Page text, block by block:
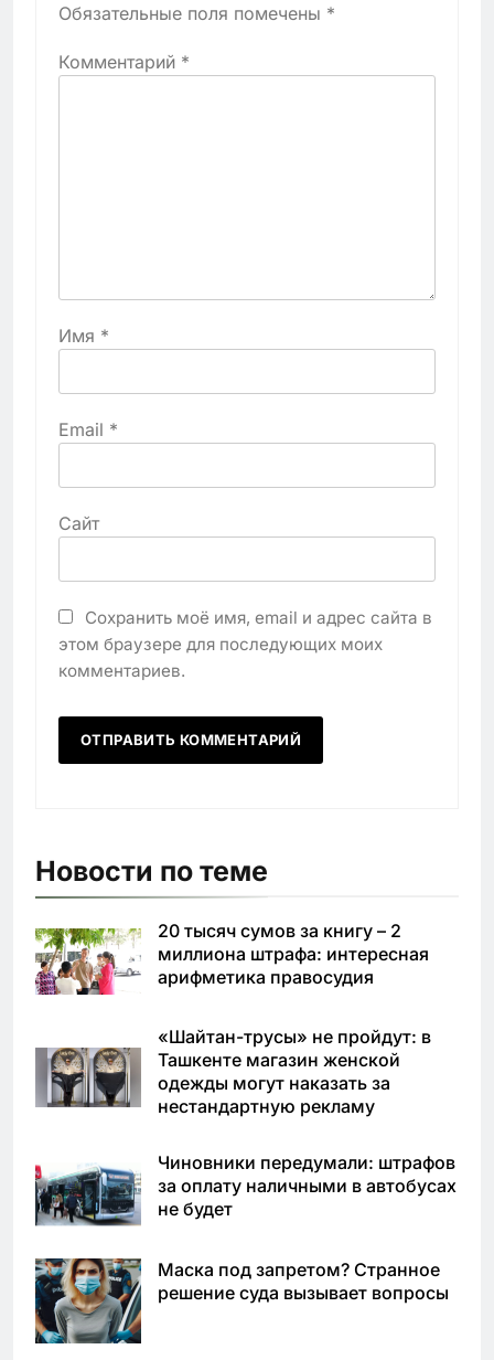
Обязательные поля помечены *
Комментарий *
Имя *
Email *
Сайт
Сохранить моё имя, email и адрес сайта в
этом браузере для последующих моих
комментариев.
Новости по теме
20 тысяч сумов за книгу – 2
миллиона штрафа: интересная
арифметика правосудия
«Шайтан-трусы» не пройдут: в
Ташкенте магазин женской
одежды могут наказать за
нестандартную рекламу
Чиновники передумали: штрафов
за оплату наличными в автобусах
не будет
Маска под запретом? Странное
решение суда вызывает вопросы